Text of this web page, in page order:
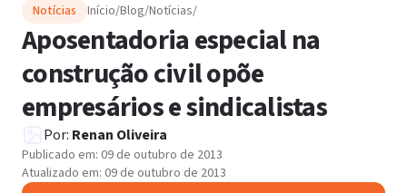
Notícias Início/Blog/Notícias/
Aposentadoria especial na
construção civil opõe
empresários e sindicalistas
Por: Renan Oliveira
Publicado em: 09 de outubro de 2013
Atualizado em: 09 de outubro de 2013